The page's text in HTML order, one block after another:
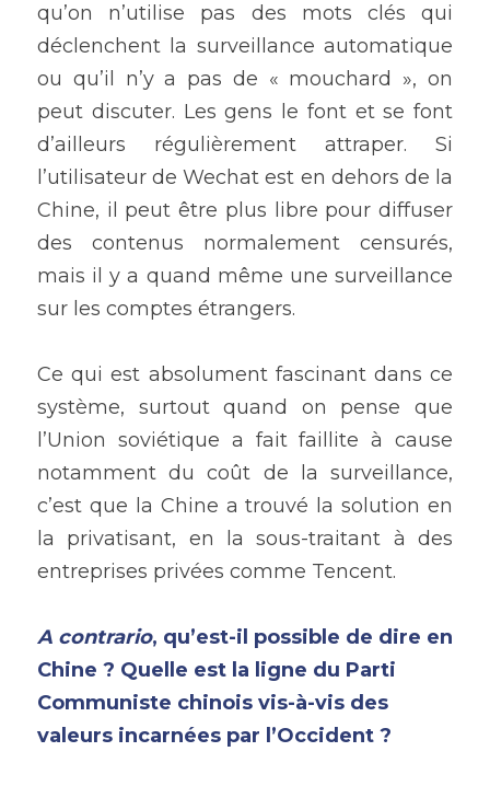
qu’on n’utilise pas des mots clés qui
déclenchent la surveillance automatique
ou qu’il n’y a pas de « mouchard », on
peut discuter. Les gens le font et se font
d’ailleurs régulièrement attraper. Si
l’utilisateur de Wechat est en dehors de la
Chine, il peut être plus libre pour diffuser
des contenus normalement censurés,
mais il y a quand même une surveillance
sur les comptes étrangers.
Ce qui est absolument fascinant dans ce
système, surtout quand on pense que
l’Union soviétique a fait faillite à cause
notamment du coût de la surveillance,
c’est que la Chine a trouvé la solution en
la privatisant, en la sous-traitant à des
entreprises privées comme Tencent.
A contrario, qu’est-il possible de dire en
Chine ? Quelle est la ligne du Parti
Communiste chinois vis-à-vis des
valeurs incarnées par l’Occident ?